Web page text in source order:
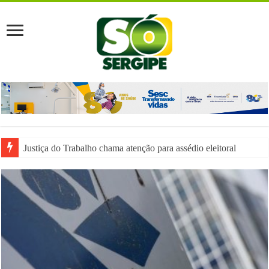
Justiça do Trabalho chama atenção para assédio eleitoral